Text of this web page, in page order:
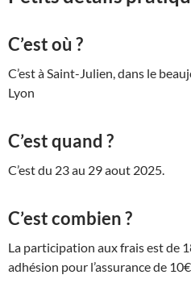
C’est où ?
C’est à Saint-Julien, dans le
Lyon
C’est quand ?
C’est du 23 au 29 aout 2025.
C’est combien ?
La participation aux frais est de
adhésion pour l’assurance de